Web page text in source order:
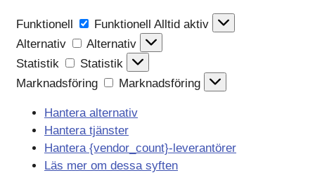
Funktionell Funktionell Alltid aktiv
Alternativ
Alternativ
Statistik
Statistik
Marknadsföring
Marknadsföring
Hantera alternativ
Hantera tjänster
Hantera {vendor_count}-leverantörer
Läs mer om dessa syften